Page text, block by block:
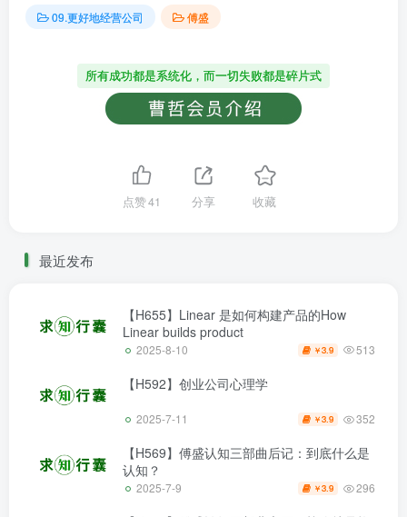
09.更好地经营公司 傅盛
所有成功都是系统化，而一切失败都是碎片式
点赞41 分享 收藏
最近发布
【H655】Linear 是如何构建产品的How
Linear builds product
2025-8-10 ￥3.9 513
【H592】创业公司心理学
2025-7-11 ￥3.9 352
【H569】傅盛认知三部曲后记：到底什么是
认知？
2025-7-9 ￥3.9 296